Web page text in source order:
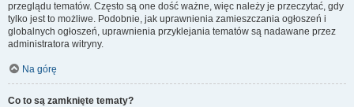
przeglądu tematów. Często są one dość ważne, więc należy je przeczytać, gdy
tylko jest to możliwe. Podobnie, jak uprawnienia zamieszczania ogłoszeń i
globalnych ogłoszeń, uprawnienia przyklejania tematów są nadawane przez
administratora witryny.
Na górę
Co to są zamknięte tematy?